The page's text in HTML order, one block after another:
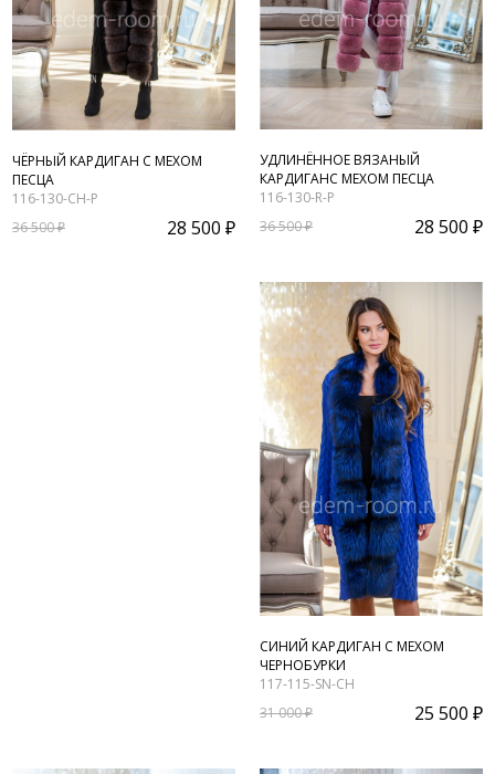
ЧЁРНЫЙ КАРДИГАН С МЕХОМ
ПЕСЦА
116-130-CH-P
36 500 ₽
28 500 ₽
УДЛИНЁННОЕ ВЯЗАНЫЙ
КАРДИГАНС МЕХОМ ПЕСЦА
116-130-R-P
36 500 ₽
28 500 ₽
СИНИЙ КАРДИГАН С МЕХОМ
ЧЕРНОБУРКИ
117-115-SN-CH
31 000 ₽
25 500 ₽